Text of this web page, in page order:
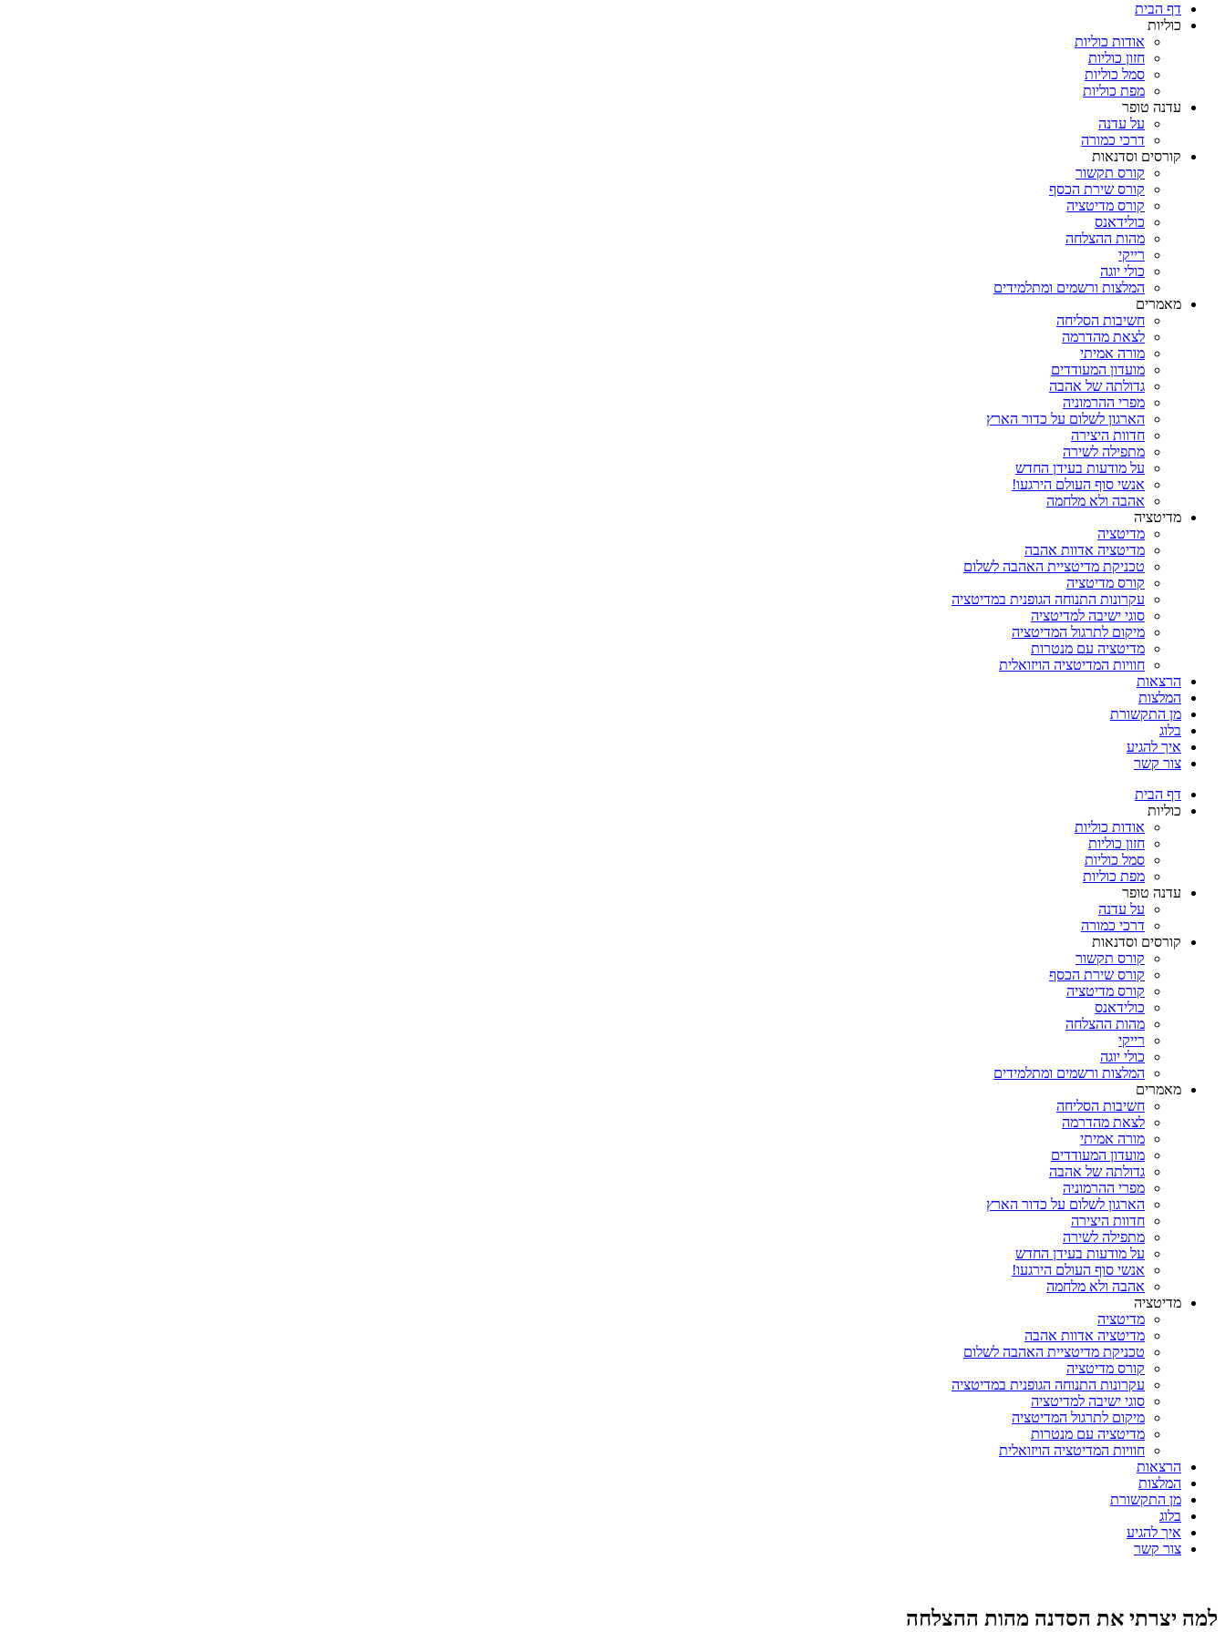
דף הבית
כוליות
אודות כוליות
חזון כוליות
סמל כוליות
מפת כוליות
עדנה טופר
על עדנה
דרכי כמורה
קורסים וסדנאות
קורס תקשור
קורס שירת הכסף
קורס מדיטציה
כולידאנס
מהות ההצלחה
רייקי
כולי יוגה
המלצות ורשמים ומתלמידים
מאמרים
חשיבות הסליחה
לצאת מהדרמה
מורה אמיתי
מועדון המעודדים
גדולתה של אהבה
מפרי ההרמוניה
הארגון לשלום על כדור הארץ
חדוות היצירה
מתפילה לשירה
על מודעות בעידן החדש
אנשי סוף העולם הירגעו!
אהבה ולא מלחמה
מדיטציה
מדיטציה
מדיטציה אדוות אהבה
טכניקת מדיטציית האהבה לשלום
קורס מדיטציה
עקרונות התנוחה הגופנית במדיטציה
סוגי ישיבה למדיטציה
מיקום לתרגול המדיטציה
מדיטציה עם מנטרות
חוויות המדיטציה הויזואלית
הרצאות
המלצות
מן התקשורת
בלוג
איך להגיע
צור קשר
דף הבית
כוליות
אודות כוליות
חזון כוליות
סמל כוליות
מפת כוליות
עדנה טופר
על עדנה
דרכי כמורה
קורסים וסדנאות
קורס תקשור
קורס שירת הכסף
קורס מדיטציה
כולידאנס
מהות ההצלחה
רייקי
כולי יוגה
המלצות ורשמים ומתלמידים
מאמרים
חשיבות הסליחה
לצאת מהדרמה
מורה אמיתי
מועדון המעודדים
גדולתה של אהבה
מפרי ההרמוניה
הארגון לשלום על כדור הארץ
חדוות היצירה
מתפילה לשירה
על מודעות בעידן החדש
אנשי סוף העולם הירגעו!
אהבה ולא מלחמה
מדיטציה
מדיטציה
מדיטציה אדוות אהבה
טכניקת מדיטציית האהבה לשלום
קורס מדיטציה
עקרונות התנוחה הגופנית במדיטציה
סוגי ישיבה למדיטציה
מיקום לתרגול המדיטציה
מדיטציה עם מנטרות
חוויות המדיטציה הויזואלית
הרצאות
המלצות
מן התקשורת
בלוג
איך להגיע
צור קשר
למה יצרתי את הסדנה מהות ההצלחה